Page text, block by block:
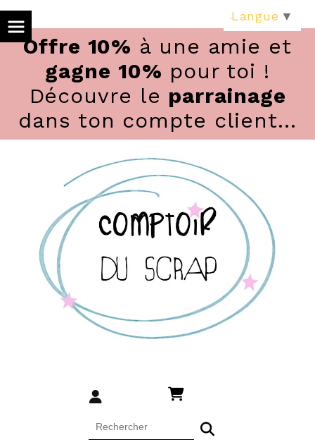
Offre 10% à une amie et
gagne 10% pour toi !
Découvre le parrainage
dans ton compte client...
Langue ▼